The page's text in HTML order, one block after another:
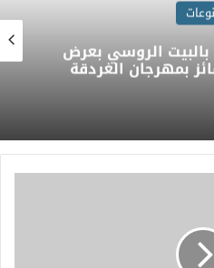
الروسي بعرض
بمهرجان الغردقة